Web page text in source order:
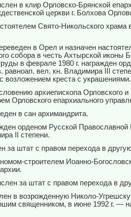
в клир Орловско-Брянской
церкви г. Болхова
Свято-Никольского
в Орел и назначен
собора в честь Ахтырской иконы
в феврале 1980 г. награжден
равноап. вел. кн. Владимира
возложением креста с украшениями.
архиепископа Орловского и
Орловского епархиального
в сан архимандрита.
орденом Русской Православной
степени.
за штат с правом перехода в
строителем Иоанно-
за штат с правом перехода в
в возрожденную Николо-
священником, в июне 1992 г. —